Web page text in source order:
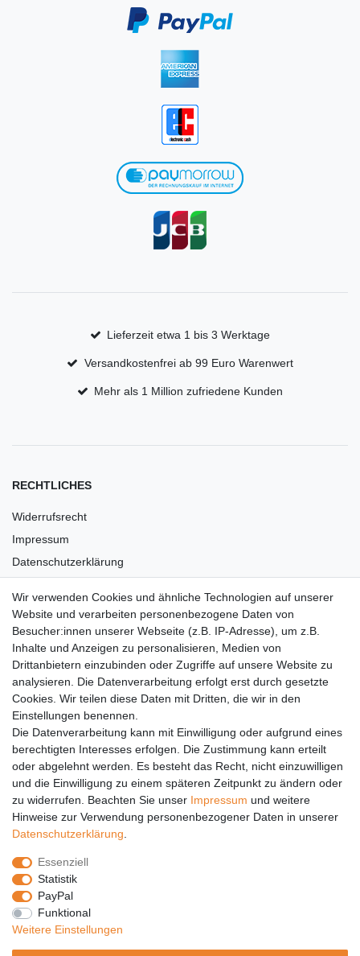
Lieferzeit etwa 1 bis 3 Werktage
Versandkostenfrei ab 99 Euro Warenwert
Mehr als 1 Million zufriedene Kunden
RECHTLICHES
Widerrufsrecht
Impressum
Datenschutzerklärung
Barrierefreiheit
Anleitungen
Vertrag widerrufen
PARTNER
DHL
GLS
DB Schenker
PaketPLUS
SPONSORING
Malchower SV 90
Malchower Wölfe
ZERTIFIKATE
Händlerbund
Wir verwenden Cookies und ähnliche Technologien auf unserer
Website und verarbeiten personenbezogene Daten von
Besucher:innen unserer Webseite (z.B. IP-Adresse), um z.B.
Inhalte und Anzeigen zu personalisieren, Medien von
Drittanbietern einzubinden oder Zugriffe auf unsere Website zu
analysieren. Die Datenverarbeitung erfolgt erst durch gesetzte
Cookies. Wir teilen diese Daten mit Dritten, die wir in den
Einstellungen benennen.
Die Datenverarbeitung kann mit Einwilligung oder aufgrund eines
berechtigten Interesses erfolgen. Die Zustimmung kann erteilt
oder abgelehnt werden. Es besteht das Recht, nicht einzuwilligen
und die Einwilligung zu einem späteren Zeitpunkt zu ändern oder
zu widerrufen. Beachten Sie unser Impressum und weitere
Hinweise zur Verwendung personenbezogener Daten in unserer
Daten­schutz­erklärung
Essenziell
Statistik
PayPal
Funktional
Weitere Einstellungen